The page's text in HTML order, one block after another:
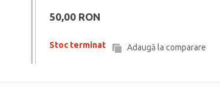
50,00 RON
Stoc terminat Adaugă la comparare